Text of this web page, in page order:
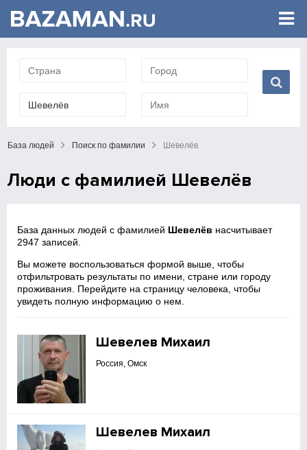
База людей Поиск по фамилии Шевелёв
Люди с фамилией Шевелёв
База данных людей с фамилией Шевелёв насчитывает
2947 записей.
Вы можете воспользоваться формой выше, чтобы
отфильтровать результаты по имени, стране или городу
проживания. Перейдите на страницу человека, чтобы
увидеть полную информацию о нем.
Шевелев Михаил
Россия, Омск
Шевелев Михаил